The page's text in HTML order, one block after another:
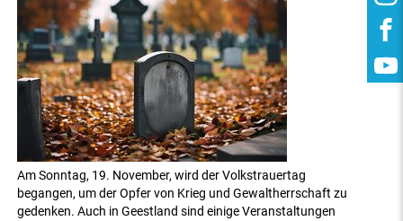
Am Sonntag, 19. November, wird der Volkstrauertag
begangen, um der Opfer von Krieg und Gewaltherrschaft zu
gedenken. Auch in Geestland sind einige Veranstaltungen